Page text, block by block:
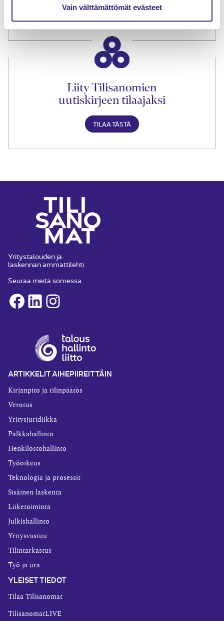
Vain välttämättömät evästeet
Liity Tilisanomien
uutiskirjeen tilaajaksi
TILAA TÄSTÄ
Yritystalouden ja
laskennan ammattilehti
Seuraa meitä somessa
Facebook
LinkedInInstagram
ARTIKKELIT AIHEPIIREITTÄIN
Kirjanpito ja tilinpäätös
Verotus
Yritysjuridiikka
Palkkahallinto
Henkilöstöhallinto
Työoikeus
Teknologia ja prosessit
Sisäinen laskenta
Liiketoiminta
Julkishallinto
Yritysvastuu
Tilintarkastus
Työ ja ura
YLEISET TIEDOT
Tilaa Tilisanomat
TilisanomatLIVE